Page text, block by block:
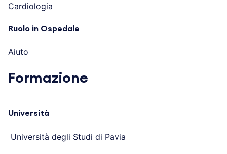
Cardiologia
Ruolo in Ospedale
Aiuto
Formazione
Università
Università degli Studi di Pavia